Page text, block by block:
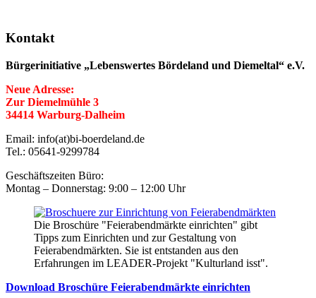
Kontakt
Bürgerinitiative „Lebenswertes Bördeland und Diemeltal“ e.V.
Neue Adresse:
Zur Diemelmühle 3
34414 Warburg-Dalheim
Email: info(at)bi-boerdeland.de
Tel.: 05641-9299784
Geschäftszeiten Büro:
Montag – Donnerstag: 9:00 – 12:00 Uhr
Die Broschüre "Feierabendmärkte einrichten" gibt
Tipps zum Einrichten und zur Gestaltung von
Feierabendmärkten. Sie ist entstanden aus den
Erfahrungen im LEADER-Projekt "Kulturland isst".
Download Broschüre Feierabendmärkte einrichten